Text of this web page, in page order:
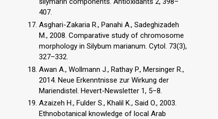
407.
Asghari-Zakaria R., Panahi A., Sadeghizadeh
M., 2008. Comparative study of chromosome
morphology in Silybum marianum. Cytol. 73(3),
327–332.
Awan A., Wollmann J., Rathay P., Mersinger R.,
2014. Neue Erkenntnisse zur Wirkung der
Mariendistel. Hevert-Newsletter 1, 5–8.
Azaizeh H., Fulder S., Khalil K., Said O., 2003.
Ethnobotanical knowledge of local Arab